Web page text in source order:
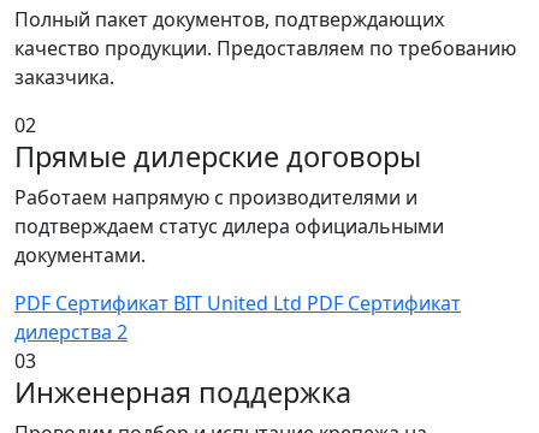
Полный пакет документов, подтверждающих
качество продукции. Предоставляем по требованию
заказчика.
02
Прямые дилерские договоры
Работаем напрямую с производителями и
подтверждаем статус дилера официальными
документами.
PDF Сертификат BIT United Ltd PDF Сертификат
дилерства 2
03
Инженерная поддержка